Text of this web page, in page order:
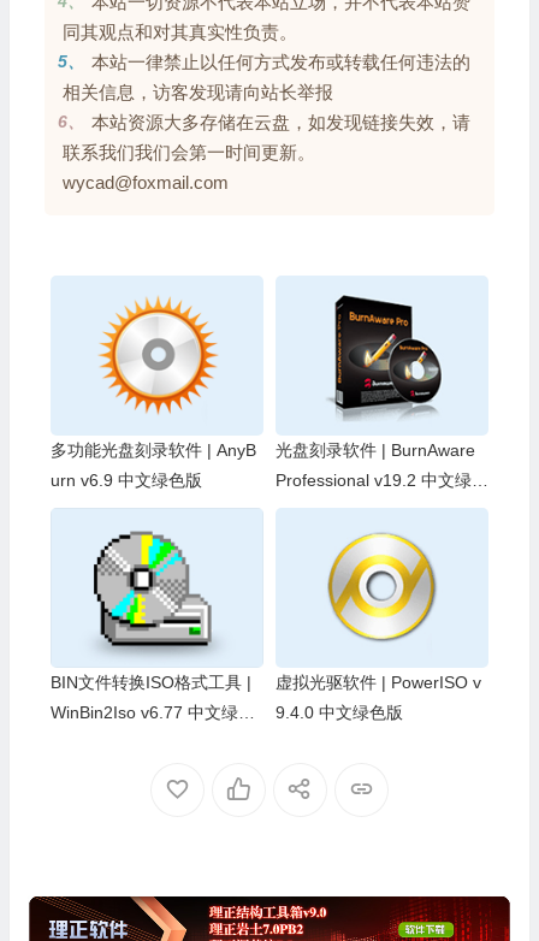
同其观点和对其真实性负责。
5、
本站一律禁止以任何方式发布或转载任何违法的
相关信息，访客发现请向站长举报
6、
本站资源大多存储在云盘，如发现链接失效，请
联系我们我们会第一时间更新。
wycad@foxmail.com
多功能光盘刻录软件 | AnyB
urn v6.9 中文绿色版
光盘刻录软件 | BurnAware
Professional v19.2 中文绿色
版
BIN文件转换ISO格式工具 |
WinBin2Iso v6.77 中文绿色
虚拟光驱软件 | PowerISO v
9.4.0 中文绿色版